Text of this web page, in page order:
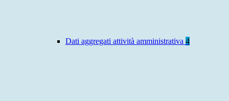
Dati aggregati attività amministrativa 4